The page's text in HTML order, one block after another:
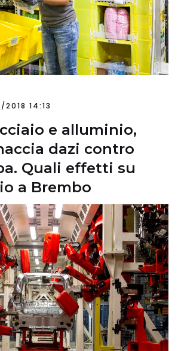
14:13
e alluminio,
dazi contro
Quali effetti su
a Brembo